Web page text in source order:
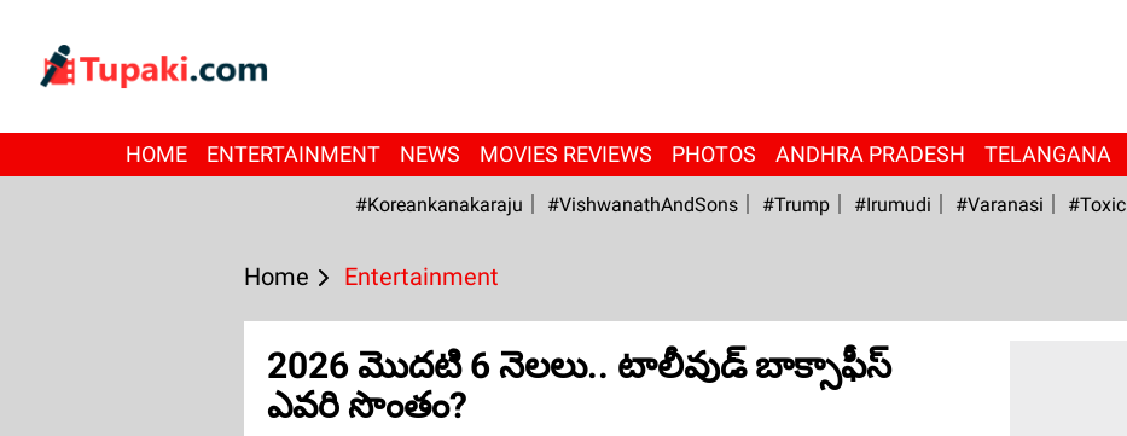
HOME ENTERTAINMENT NEWS MOVIES REVIEWS PHOTOS ANDHRA PRADESH TELANGANA
#Koreankanakaraju #VishwanathAndSons #Trump #irumudi #Varanasi #Toxic
Home Entertainment
2026 మొదటి 6 నెలలు.. టాలీవుడ్ బాక్సాఫీస్
ఎవరి సొంతం?